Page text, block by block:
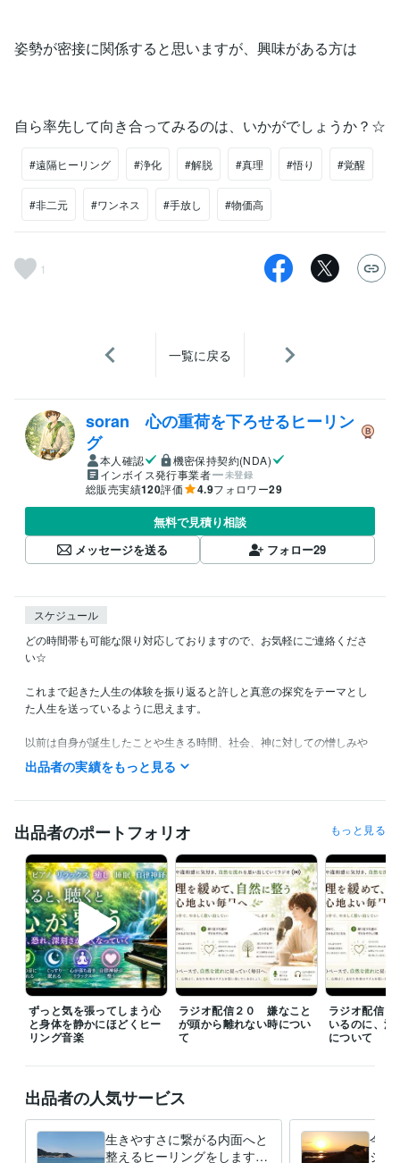
姿勢が密接に関係すると思いますが、興味がある方は
自ら率先して向き合ってみるのは、いかがでしょうか？☆
#遠隔ヒーリング #浄化 #解脱 #真理 #悟り #覚醒
#非二元 #ワンネス #手放し #物価高
1
一覧に戻る
soran 心の重荷を下ろせるヒーリン
グ
本人確認
機密保持契約(NDA)
インボイス発行事業者
未登録
総販売実績120評価 4.9フォロワー29
無料で見積り相談
メッセージを送る
フォロー29
スケジュール
どの時間帯も可能な限り対応しておりますので、お気軽にご連絡くださ
い☆
これまで起きた人生の体験を振り返ると許しと真意の探究をテーマとし
た人生を送っているように思えます。
以前は自身が誕生したことや生きる時間、社会、神に対しての憎しみや
蟠りからの解放を求め続けて、現実を一新するために努力して行動して
いました。
をどうしても許すことができなくて、自殺を望んだり、自殺を試みた
り、殺されることを願ったり、死に至るような事件、災害に巻き込まれ
た命に対して羨ましいと思ったり、せめて別の存在に生まれ変わりたい
と思ったり。
そんな心境の中で長い間過ごしていた期間もありました。こんな苦しみ
の時間を過ごすために生まれてきたなんて絶対に許せないと感じていま
した。
ある時に気持ちが晴れる大きな癒しと許しを体感することになりました
が、そこから人生の体験、社会に対する憎しみや蟠りが解けていくよう
な許しと癒しに自然と関心が向かうようになりました。
対人恐怖症、鬱病、心の病、引きこもり、アダルトチルドレン、生き辛
さ、人間不信、友人無し、恋人無し、パートナシップへの苦手意識、自
リチュアル、エンカウンターグループなどの経験、話題は馴染み深いと
営業 / インサイドセールス・内勤営業 経験年数 : 2年
出品者の実績をもっと見る
出品者のポートフォリオ もっと見る
ずっと気を張ってしまう心
と身体を静かにほどくヒー
リング音楽
ラジオ配信２０ 嫌なこと
が頭から離れない時につい
て
ラジオ配信
いるのに、満
について
出品者の人気サービス
生きやすさに繋がる内面へと
整えるヒーリングをします
今の
ジ、